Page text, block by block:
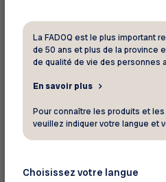
répondants.
Vous êtes libre de ne pas
questions et de mettre
inconfortable, vous
passer. Les réponses
La FADOQ est le plus important
de 50 ans et plus de la province
de qualité de vie des personnes
En savoir plus
Pour connaître les produits et
veuillez indiquer votre langue et
Choisissez votre langue